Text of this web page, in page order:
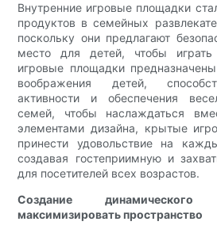
Внутренние игровые площадки
продуктов в семейных
поскольку они предлагают
место для детей, чтобы
игровые площадки
воображения детей,
активности и обеспечения
семей, чтобы наслаждаться
элементами дизайна, крытые
принести удовольствие на
создавая гостеприимную и
для посетителей всех возрастов.
Создание
максимизировать пространство